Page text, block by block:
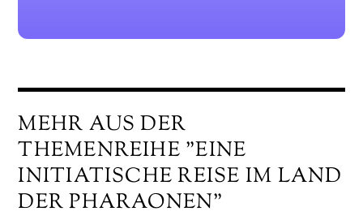
MEHR AUS DER
THEMENREIHE "EINE
INITIATISCHE REISE IM LAND
DER PHARAONEN"